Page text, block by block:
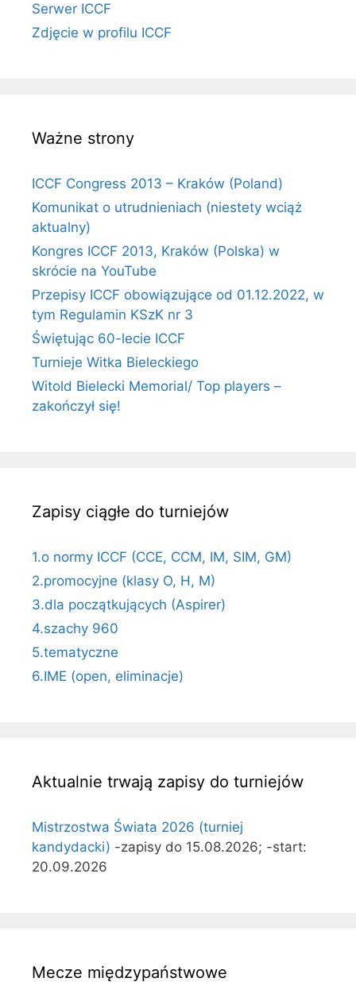
Serwer ICCF
Zdjęcie w profilu ICCF
Ważne strony
ICCF Congress 2013 – Kraków (Poland)
Komunikat o utrudnieniach (niestety wciąż
aktualny)
Kongres ICCF 2013, Kraków (Polska) w
skrócie na YouTube
Przepisy ICCF obowiązujące od 01.12.2022, w
tym Regulamin KSzK nr 3
Świętując 60-lecie ICCF
Turnieje Witka Bieleckiego
Witold Bielecki Memorial/ Top players –
zakończył się!
Zapisy ciągłe do turniejów
1.o normy ICCF (CCE, CCM, IM, SIM, GM)
2.promocyjne (klasy O, H, M)
3.dla początkujących (Aspirer)
4.szachy 960
5.tematyczne
6.IME (open, eliminacje)
Aktualnie trwają zapisy do turniejów
Mistrzostwa Świata 2026 (turniej
kandydacki) -zapisy do 15.08.2026; -start:
20.09.2026
Mecze międzypaństwowe